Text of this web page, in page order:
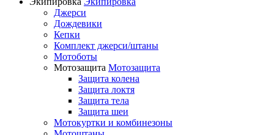
Джерси
Дождевики
Кепки
Комплект джерси/штаны
Мотоботы
Мотозащита Мотозащита
Защита колена
Защита локтя
Защита тела
Защита шеи
Мотокуртки и комбинезоны